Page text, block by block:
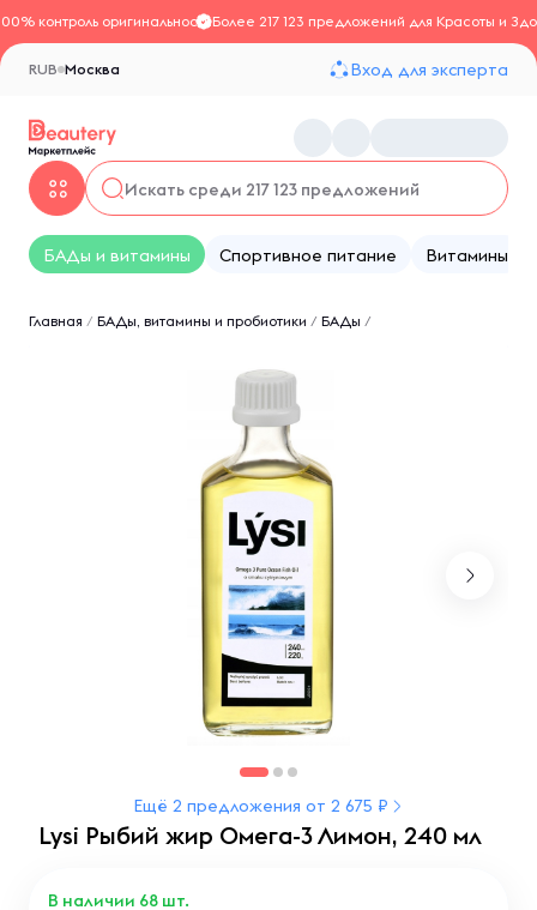
контроль оригинальностиБолее 217 123 предложений для Красоты и
Москва
RUB Вход для эксперта
БАДы и витамины Спортивное питание Витамины
Главная / БАДы, витамины и пробиотики / БАДы /
Ещё 2 предложения от 2 675 ₽
Lysi Рыбий жир Омега-3 Лимон, 240 мл
В наличии 68 шт.